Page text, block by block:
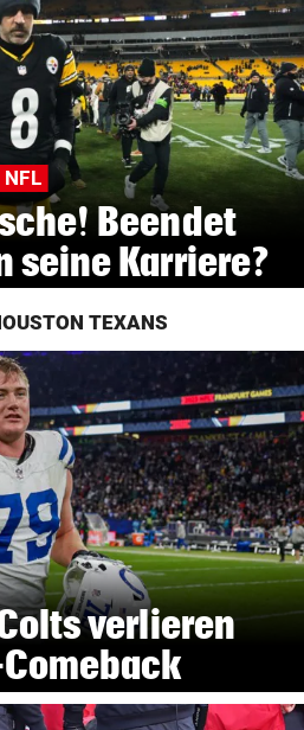
& Co KG 2026
Beendet
seine Karriere?
TEXANS
verlieren